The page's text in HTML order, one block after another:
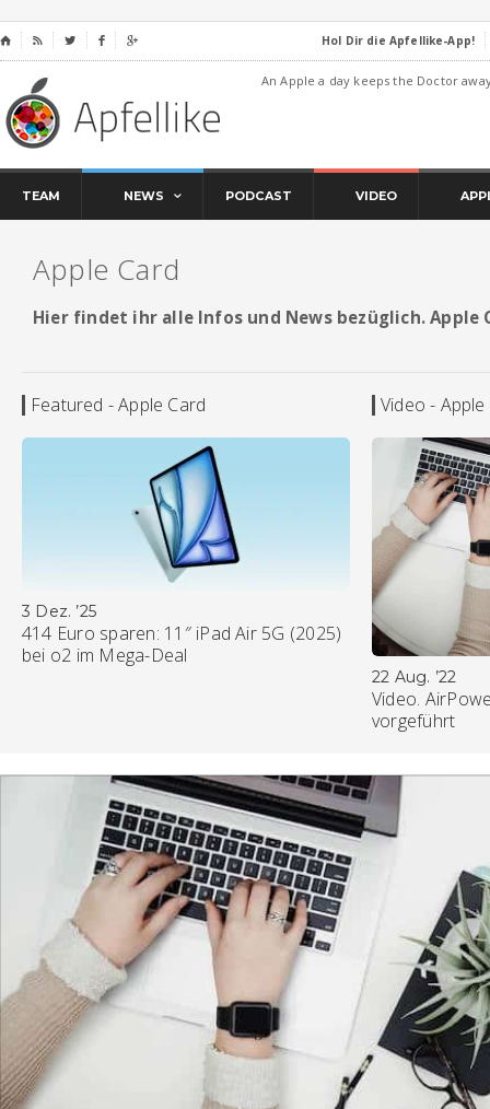
⌂     Hol Dir die Apfellike-App!
An Apple a day keeps the Doctor
TEAM NEWS PODCAST VIDEO
Apple Card
Hier findet ihr alle Infos und News bezüglich. Apple
Featured - Apple Card
3 Dez. ’25
414 Euro sparen: 11″ iPad Air 5G (2025)
bei o2 im Mega-Deal
Video - Apple
22 Aug. ’22
Video.
vorgeführt